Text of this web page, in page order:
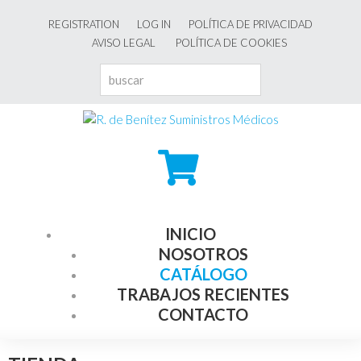
REGISTRATION LOG IN
POLÍTICA DE PRIVACIDAD
AVISO LEGAL
POLÍTICA DE COOKIES
INICIO
NOSOTROS
CATÁLOGO
TRABAJOS RECIENTES
CONTACTO